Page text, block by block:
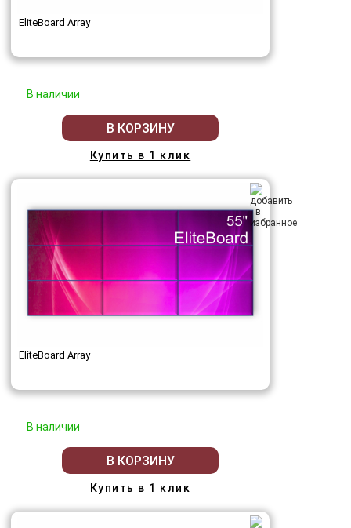
EliteBoard Array
В наличии
В КОРЗИНУ
Купить в 1 клик
EliteBoard Array
В наличии
В КОРЗИНУ
Купить в 1 клик